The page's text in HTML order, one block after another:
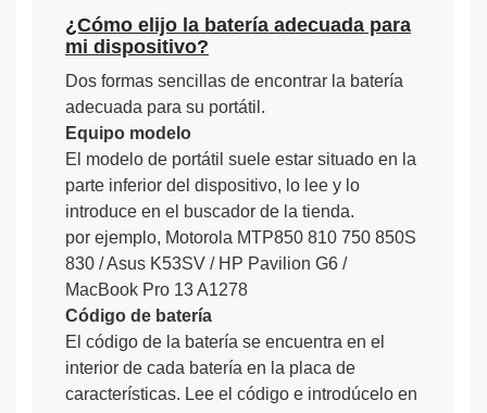
¿Cómo elijo la batería adecuada para
mi dispositivo?
Dos formas sencillas de encontrar la batería
adecuada para su portátil.
Equipo modelo
El modelo de portátil suele estar situado en la
parte inferior del dispositivo, lo lee y lo
introduce en el buscador de la tienda.
por ejemplo, Motorola MTP850 810 750 850S
830 / Asus K53SV / HP Pavilion G6 /
MacBook Pro 13 A1278
Código de batería
El código de la batería se encuentra en el
interior de cada batería en la placa de
características. Lee el código e introdúcelo en